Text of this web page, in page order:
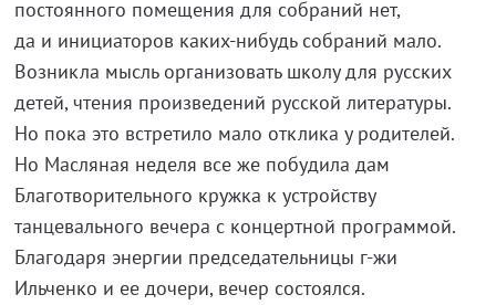
постоянного помещения для собраний нет,
да и инициаторов каких-нибудь собраний мало.
Возникла мысль организовать школу для русских
детей, чтения произведений русской литературы.
Но пока это встретило мало отклика у родителей.
Но Масляная неделя все же побудила дам
Благотворительного кружка к устройству
танцевального вечера с концертной программой.
Благодаря энергии председательницы г-жи
Ильченко и ее дочери, вечер состоялся.